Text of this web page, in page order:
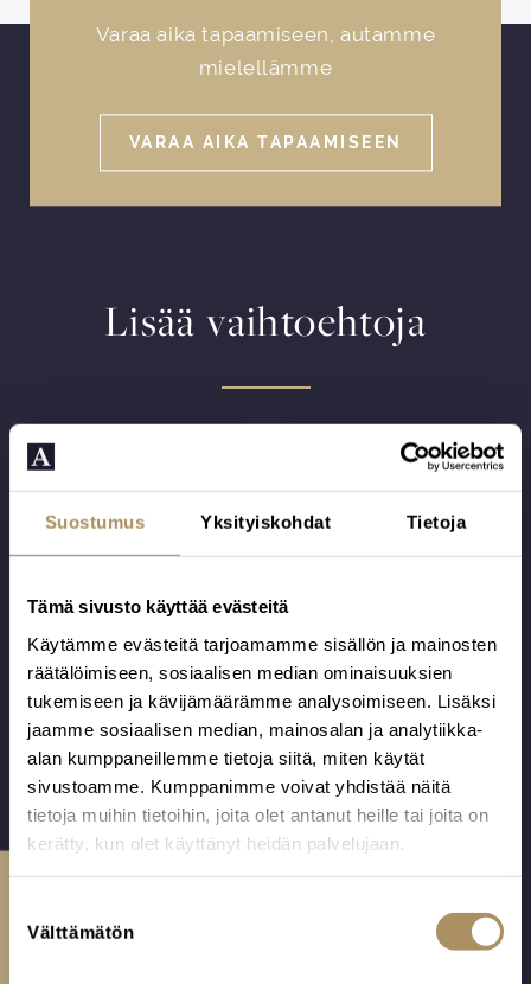
Suostumus Yksityiskohdat Tietoja
Tämä sivusto käyttää evästeitä
Käytämme evästeitä tarjoamamme sisällön ja mainosten
räätälöimiseen, sosiaalisen median ominaisuuksien
tukemiseen ja kävijämäärämme analysoimiseen. Lisäksi
jaamme sosiaalisen median, mainosalan ja analytiikka-
alan kumppaneillemme tietoja siitä, miten käytät
sivustoamme. Kumppanimme voivat yhdistää näitä
tietoja muihin tietoihin, joita olet antanut heille tai joita on
kerätty, kun olet käyttänyt heidän palvelujaan.
Välttämätön
Varaa aika tapaamiseen, autamme
mielellämme
VARAA AIKA TAPAAMISEEN
Lisää vaihtoehtoja
10 | Puuvilla B
Tämän arkun
pohjarunko on
mäntyä, verhoilu
on puuvillaa.
Valmistettu
Ikaalisissa
Suomessa.
Alk.925,00 €
V7 Risti
Puulevystä
valmistettu ja
valkoiseksi
viimeistelty uurna.
Valmistaja: Barem
Oü, Viro.
200,00€
Ota yhteyttä